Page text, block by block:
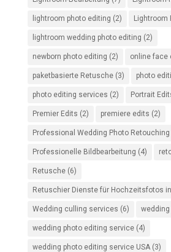
lightroom photo editing (2) Lightroom
lightroom wedding photo editing (2)
newborn photo editing (2) online face
paketbasierte Retusche(3) photo
photo editing services (2) Portrait
Premier Edits (2) premiere edits (2)
Professional Wedding Photo Retouching
Professionelle Bildbearbeitung (4)
Retusche(6)
Retuschier Dienste für Hochzeitsfotos
Wedding culling services (6)
wedding photo editing service(4)
wedding photo editing service USA(3)